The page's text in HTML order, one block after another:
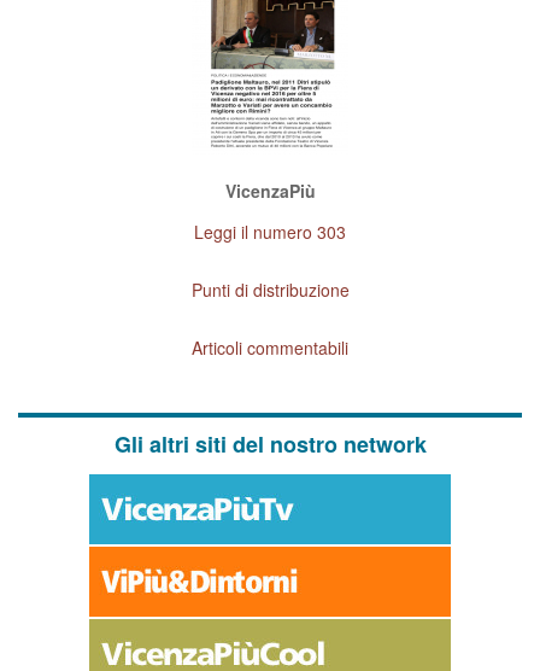
VicenzaPiù
Leggi il numero 303
Punti di distribuzione
Articoli commentabili
Gli altri siti del nostro network